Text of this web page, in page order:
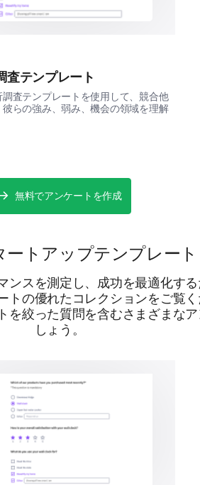
Feature C
D
provide us with any additional
our product's features.
Potential Improvements
to hear your experiences and
you found any aspect of our
査テンプレート
調査テンプレートを使用して、競合他
らの強み、弱み、機会の領域を理解
無料でアンケートを作成
ートアップテンプレート
ンスを測定し、成功を最適化す
トの優れたコレクションをご覧
を絞った質問を含むさまざまな
しょう。